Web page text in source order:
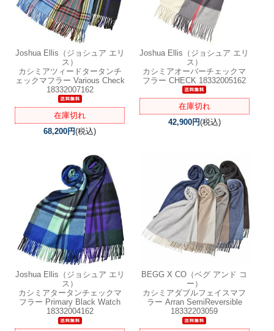
Joshua Ellis（ジョシュア エリ
ス）
カシミアツィードタータンチ
ェックマフラー Various Check
18332007162
在庫切れ
68,200円(税込)
Joshua Ellis（ジョシュア エリ
ス）
カシミアオーバーチェックマ
フラー CHECK 18332005162
在庫切れ
42,900円(税込)
Joshua Ellis（ジョシュア エリ
ス）
カシミアタータンチェックマ
フラー Primary Black Watch
18332004162
BEGG X CO（ベグ アンド コ
ー）
カシミアダブルフェイスマフ
ラー Arran SemiReversible
18332203059